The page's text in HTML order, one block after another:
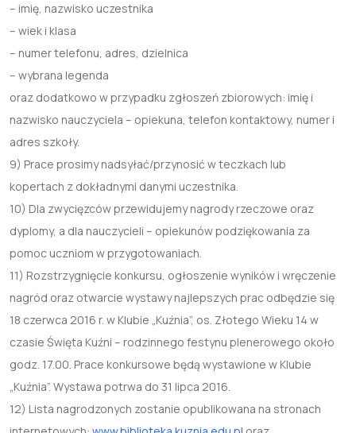
– imię, nazwisko uczestnika
– wiek i klasa
– numer telefonu, adres, dzielnica
– wybrana legenda
oraz dodatkowo w przypadku zgłoszeń zbiorowych: imię i
nazwisko nauczyciela – opiekuna, telefon kontaktowy, numer i
adres szkoły.
9) Prace prosimy nadsyłać/przynosić w teczkach lub
kopertach z dokładnymi danymi uczestnika.
10) Dla zwycięzców przewidujemy nagrody rzeczowe oraz
dyplomy, a dla nauczycieli – opiekunów podziękowania za
pomoc uczniom w przygotowaniach.
11) Rozstrzygnięcie konkursu, ogłoszenie wyników i wręczenie
nagród oraz otwarcie wystawy najlepszych prac odbędzie się
18 czerwca 2016 r. w Klubie „Kuźnia”, os. Złotego Wieku 14 w
czasie Święta Kuźni – rodzinnego festynu plenerowego około
godz. 17.00. Prace konkursowe będą wystawione w Klubie
„Kuźnia”. Wystawa potrwa do 31 lipca 2016.
12) Lista nagrodzonych zostanie opublikowana na stronach